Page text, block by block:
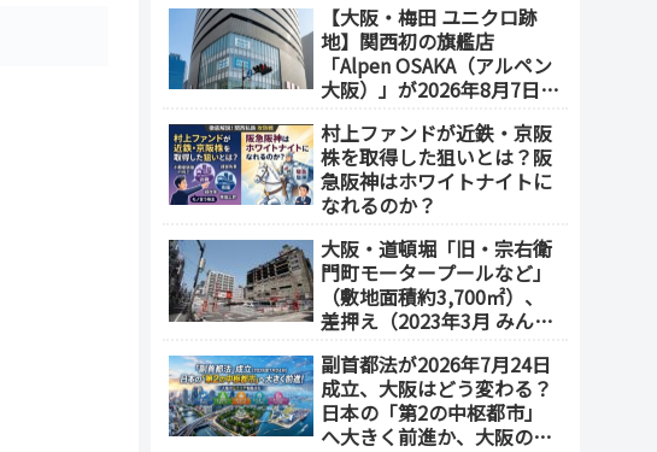
竣工
【大阪・梅田 ユニクロ跡
地】関西初の旗艦店
「Alpen OSAKA（アルペン
大阪）」が2026年8月7日オ
の体験型スポーツ専門店が
誕生
村上ファンドが近鉄・京阪
株を取得した狙いとは？阪
急阪神はホワイトナイトに
なれるのか？
大阪・道頓堀「旧・宗右衛
門町モータープールなど」
（敷地面積約3,700㎡）、
差押え（2023年3月 みんな
得）
副首都法が2026年7月24日
成立、大阪はどう変わる？
日本の「第2の中枢都市」
へ大きく前進か、大阪の5